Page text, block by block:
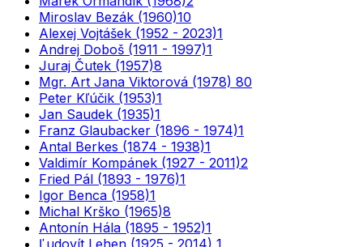
Miroslav Bezák (1960)10
Alexej Vojtášek (1952 - 2023)1
Andrej Doboš (1911 - 1997)1
Juraj Čutek (1957)8
Mgr. Art Jana Viktorová (1978) 80
Peter Kľúčik (1953)1
Jan Saudek (1935)1
Franz Glaubacker (1896 - 1974)1
Antal Berkes (1874 - 1938)1
Valdimír Kompánek (1927 - 2011)2
Fried Pál (1893 - 1976)1
Igor Benca (1958)1
Michal Krško (1965)8
Antonín Hála (1895 - 1952)1
Ľudovít Lehen (1925 - 2014) 1